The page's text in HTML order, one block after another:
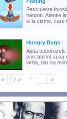
Pescuieste
harpon. Atentie
si la cizme, care
Hungry Bugs
Ajuta
prin labirint si sa
iarba, dar sa
» 2 » - »